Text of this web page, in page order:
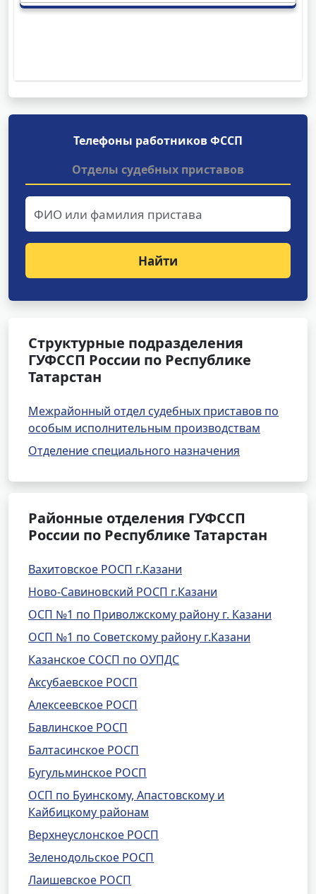
Телефоны работников ФССП
Отделы судебных приставов
Найти
Структурные подразделения
ГУФССП России по Республике
Татарстан
Межрайонный отдел судебных приставов по
особым исполнительным производствам
Отделение специального назначения
Районные отделения ГУФССП
России по Республике Татарстан
Вахитовское РОСП г.Казани
Ново-Савиновский РОСП г.Казани
ОСП №1 по Приволжскому району г. Казани
ОСП №1 по Советскому району г.Казани
Казанское СОСП по ОУПДС
Аксубаевское РОСП
Алексеевское РОСП
Бавлинское РОСП
Балтасинское РОСП
Бугульминское РОСП
ОСП по Буинскому, Апастовскому и
Кайбицкому районам
Верхнеуслонское РОСП
Зеленодольское РОСП
Лаишевское РОСП